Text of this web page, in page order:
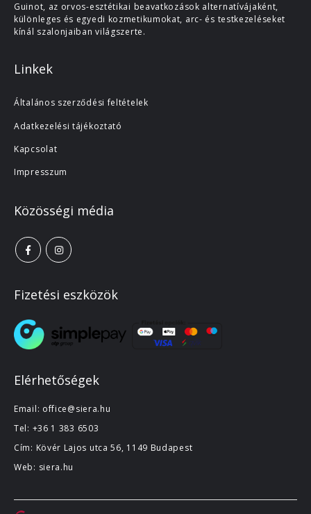
Guinot, az orvos-esztétikai beavatkozások alternatívájaként,
különleges és egyedi kozmetikumokat, arc- és testkezeléseket
kínál szalonjaiban világszerte.
Linkek
Általános szerződési feltételek
Adatkezelési tájékoztató
Kapcsolat
Impresszum
Közösségi média
Fizetési eszközök
Elérhetőségek
Email: office@siera.hu
Tel: +36 1 383 6503
Cím: Kövér Lajos utca 56, 1149 Budapest
Web: siera.hu